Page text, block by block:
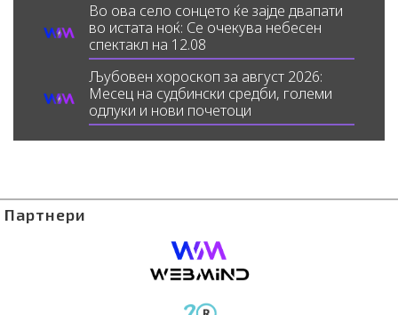
Во ова село сонцето ќе зајде двапати
во истата ноќ: Се очекува небесен
спектакл на 12.08
Љубовен хороскоп за август 2026:
Месец на судбински средби, големи
одлуки и нови почетоци
Партнери